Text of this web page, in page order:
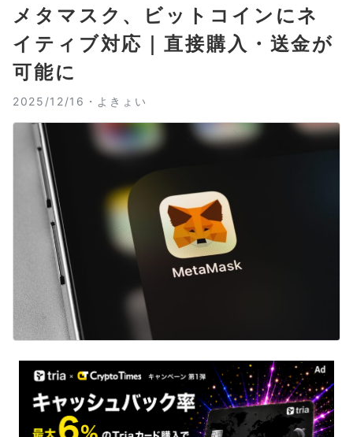
メタマスク、ビットコインにネ
イティブ対応｜直接購入・送金が
可能に
2025/12/16・ よきょい